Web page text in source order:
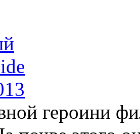
героини